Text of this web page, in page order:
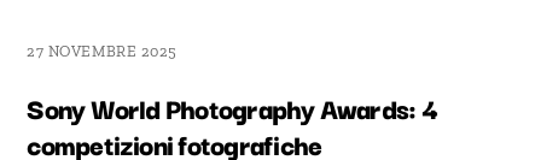
27 NOVEMBRE 2025
Sony World Photography Awards: 4
competizioni fotografiche